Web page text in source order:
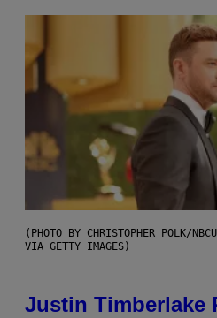
(PHOTO BY CHRISTOPHER POLK/
VIA GETTY IMAGES)
Justin Timberlake